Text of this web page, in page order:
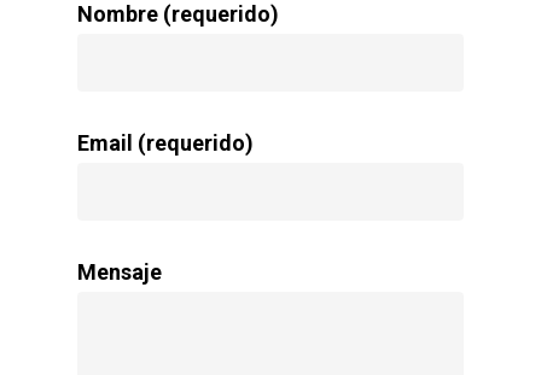
Nombre (requerido)
Email (requerido)
Mensaje